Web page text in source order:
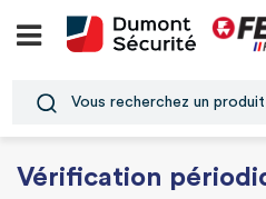
Vérification